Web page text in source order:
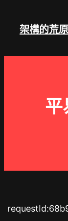
架構的荒原
平